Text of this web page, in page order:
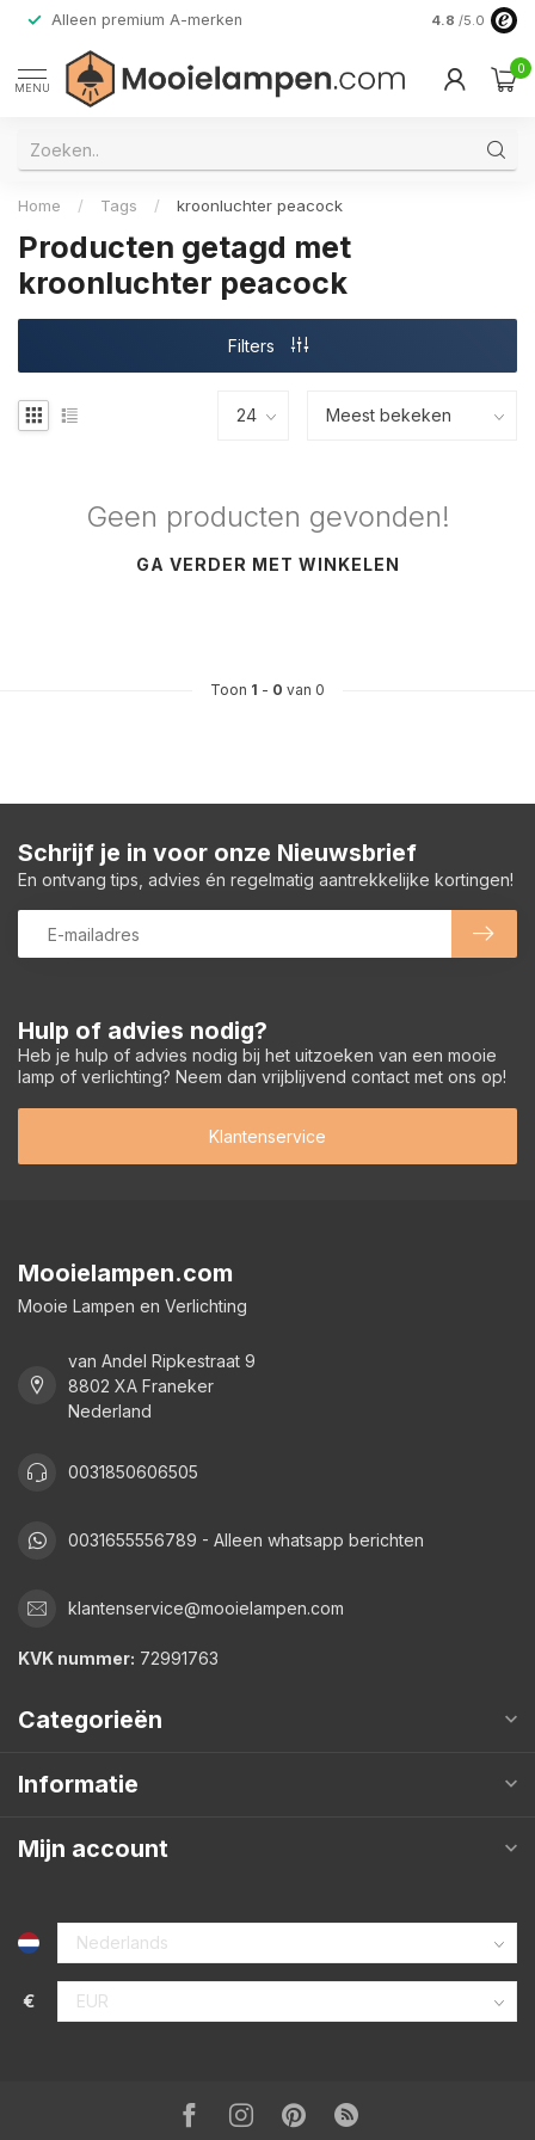
Alleen premium A-merken 4.8 /5.0
MENU
0
Home / Tags / kroonluchter peacock
Producten getagd met
kroonluchter peacock
Filters
Geen producten gevonden!
GA VERDER MET WINKELEN
Toon 1 - 0 van 0
Hulp of advies nodig?
Heb je hulp of advies nodig bij het uitzoeken van een mooie
lamp of verlichting? Neem dan vrijblijvend contact met ons op!
Klantenservice
Schrijf je in voor onze Nieuwsbrief
En ontvang tips, advies én regelmatig aantrekkelijke kortingen!
Mooielampen.com
Mooie Lampen en Verlichting
van Andel Ripkestraat 9
8802 XA Franeker
Nederland
0031850606505
0031655556789 - Alleen whatsapp berichten
klantenservice@mooielampen.com
KVK nummer: 72991763
Categorieën
Informatie
Mijn account
€